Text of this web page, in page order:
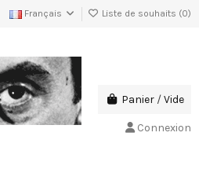
Français Liste de souhaits (0)
Panier /Vide
Connexion